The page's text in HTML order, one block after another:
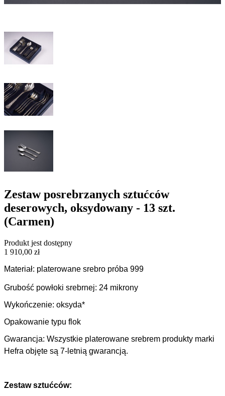
Zestaw posrebrzanych sztućców
deserowych, oksydowany - 13 szt.
(Carmen)
Produkt jest dostępny
1 910,00 zł
Materiał: platerowane srebro próba 999
Grubość powłoki srebrnej: 24 mikrony
Wykończenie: oksyda*
Opakowanie typu flok
Gwarancja: Wszystkie platerowane srebrem produkty marki
Hefra objęte są 7-letnią gwarancją.
Zestaw sztućców: